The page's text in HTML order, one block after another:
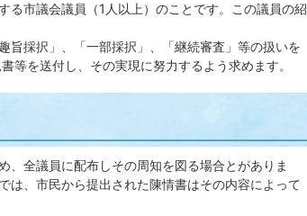
る市議会議員（1人以上）のことです。この議員の紹
旨採択」、「一部採択」、「継続審査」等の扱いを
等を送付し、その実現に努力するよう求めます。
、全議員に配布しその周知を図る場合とがありま
は、市民から提出された陳情書はその内容によって